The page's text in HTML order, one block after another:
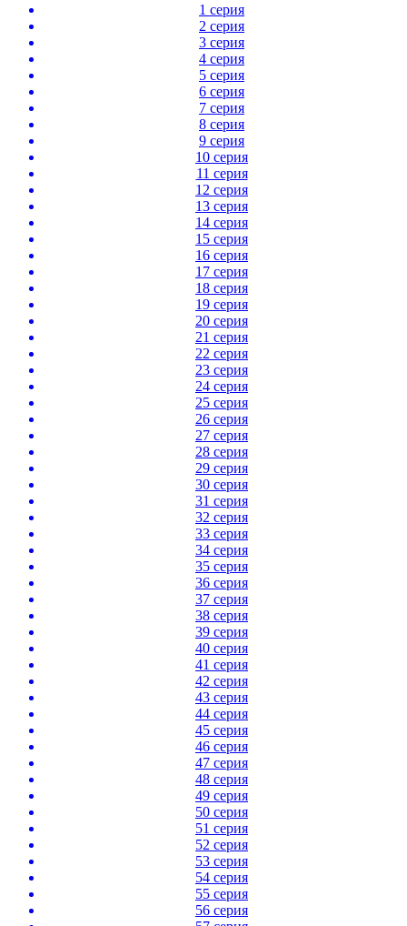
1 серия
2 серия
3 серия
4 серия
5 серия
6 серия
7 серия
8 серия
9 серия
10 серия
11 серия
12 серия
13 серия
14 серия
15 серия
16 серия
17 серия
18 серия
19 серия
20 серия
21 серия
22 серия
23 серия
24 серия
25 серия
26 серия
27 серия
28 серия
29 серия
30 серия
31 серия
32 серия
33 серия
34 серия
35 серия
36 серия
37 серия
38 серия
39 серия
40 серия
41 серия
42 серия
43 серия
44 серия
45 серия
46 серия
47 серия
48 серия
49 серия
50 серия
51 серия
52 серия
53 серия
54 серия
55 серия
56 серия